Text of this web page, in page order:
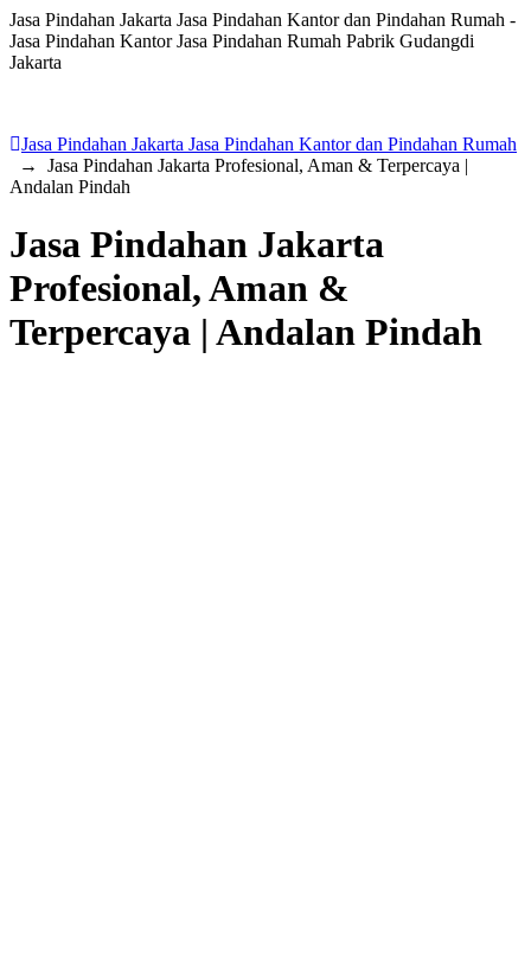
Jasa Pindahan Jakarta Jasa Pindahan Kantor dan Pindahan Rumah -
Jasa Pindahan Kantor Jasa Pindahan Rumah Pabrik Gudangdi
Jakarta
Jasa Pindahan Jakarta Jasa Pindahan Kantor dan Pindahan Rumah
→ Jasa Pindahan Jakarta Profesional, Aman & Terpercaya |
Andalan Pindah
Jasa Pindahan Jakarta
Profesional, Aman &
Terpercaya | Andalan Pindah